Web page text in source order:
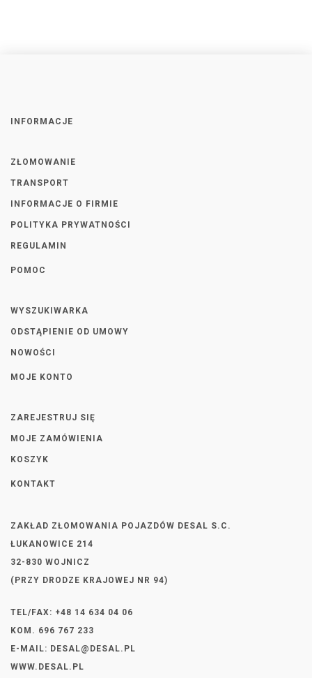
INFORMACJE
ZŁOMOWANIE
TRANSPORT
INFORMACJE O FIRMIE
POLITYKA PRYWATNOŚCI
REGULAMIN
POMOC
WYSZUKIWARKA
ODSTĄPIENIE OD UMOWY
NOWOŚCI
MOJE KONTO
ZAREJESTRUJ SIĘ
MOJE ZAMÓWIENIA
KOSZYK
KONTAKT
ZAKŁAD ZŁOMOWANIA POJAZDÓW DESAL S.C.
ŁUKANOWICE 214
32-830 WOJNICZ
(PRZY DRODZE KRAJOWEJ NR 94)
TEL/FAX: +48 14 634 04 06
KOM. 696 767 233
E-MAIL: DESAL@DESAL.PL
WWW.DESAL.PL